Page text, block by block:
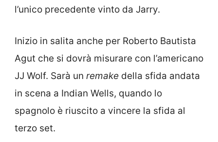
l’unico precedente vinto da Jarry.
Inizio in salita anche per Roberto Bautista
Agut che si dovrà misurare con l’americano
JJ Wolf. Sarà un remake della sfida andata
in scena a Indian Wells, quando lo
spagnolo è riuscito a vincere la sfida al
terzo set.